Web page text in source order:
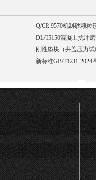
Q/CR 9570机制砂颗粒
DL/T5150混凝土抗冲
刚性垫块（井盖压力试
新标准GB/T1231-2024